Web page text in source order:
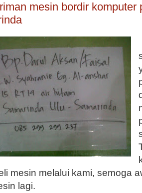
mesin bordir komputer
mesin melalui kami, semoga
lagi.